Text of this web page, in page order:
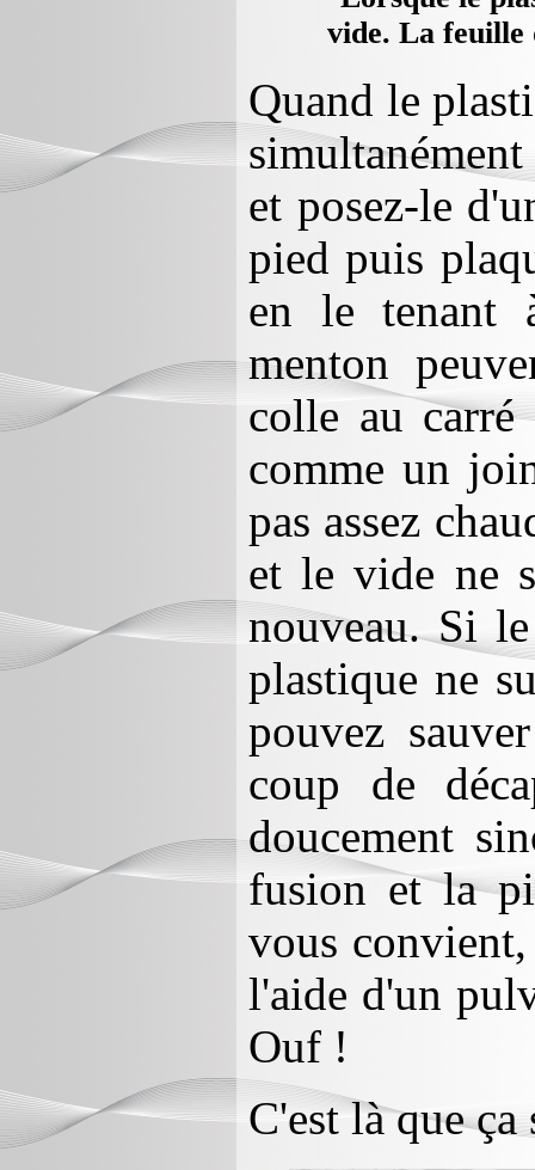
vide. La feuille
Quand le
simultanément
et posez-le
pied puis
en le tenant
menton
colle au carré
comme un
pas assez
et le vide ne
nouveau. Si
plastique ne
pouvez
coup de
doucement
fusion et la
vous
l'aide d'un
Ouf !
C'est là que